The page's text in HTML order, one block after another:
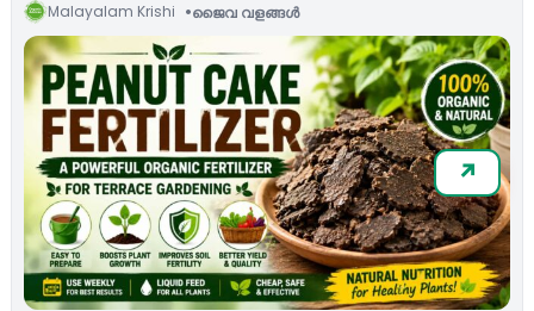
Malayalam Krishi ജൈവ വളങ്ങള്‍